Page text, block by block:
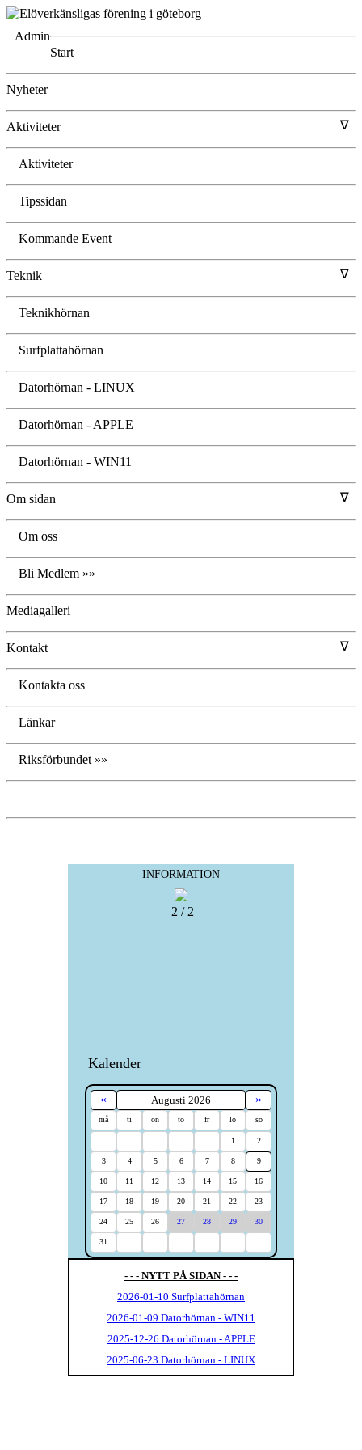
Admin
Start
Nyheter
Aktiviteter ∇
Aktiviteter
Tipssidan
Kommande Event
Teknik ∇
Teknikhörnan
Surfplattahörnan
Datorhörnan - LINUX
Datorhörnan - APPLE
Datorhörnan - WIN11
Om sidan ∇
Om oss
Bli Medlem »»
Mediagalleri
Kontakt ∇
Kontakta oss
Länkar
Riksförbundet »»
INFORMATION
2 / 2
Kalender
« Augusti 2026 »
må ti on to fr lö sö
1 2
3 4 5 6 7 8 9
10 11 12 13 14 15 16
17 18 19 20 21 22 23
24 25 26 27 28 29 30
31
- - - NYTT PÅ SIDAN - - -
2026-01-10 Surfplattahörnan
2026-01-09 Datorhörnan - WIN11
2025-12-26 Datorhörnan - APPLE
2025-06-23 Datorhörnan - LINUX